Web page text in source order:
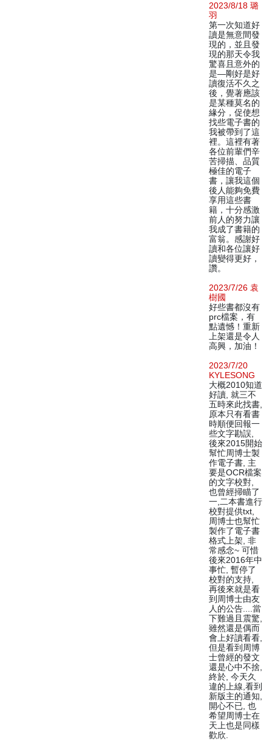
2023/8/18 璐
羽
第一次知道好
讀是無意間發
現的，並且發
現的那天令我
驚喜且意外的
是—剛好是好
讀復活不久之
後，覺著應該
是某種莫名的
緣分，促使想
找些電子書的
我被帶到了這
裡。這裡有著
各位前輩們辛
苦掃描、品質
極佳的電子
書，讓我這個
後人能夠免費
享用這些書
籍，十分感激
前人的努力讓
我成了書籍的
富翁。感謝好
讀和各位讓好
讀變得更好，
讚。
2023/7/26 袁
樹國
好些書都沒有
prc檔案，有
點遺憾！重新
上架還是令人
高興，加油！
2023/7/20
KYLESONG
大概2010知道
好讀, 就三不
五時來此找書,
原本只有看書
時順便回報一
些文字勘誤,
後來2015開始
幫忙周博士製
作電子書, 主
要是OCR檔案
的文字校對,
也曾經掃瞄了
一,二本書進行
校對提供txt,
周博士也幫忙
製作了電子書
格式上架, 非
常感念~ 可惜
後來2016年中
事忙, 暫停了
校對的支持,
再後來就是看
到周博士由友
人的公告....當
下難過且震驚,
雖然還是偶而
會上好讀看看,
但是看到周博
士曾經的發文
還是心中不捨,
終於, 今天久
違的上線,看到
新版主的通知,
開心不已, 也
希望周博士在
天上也是同樣
歡欣.